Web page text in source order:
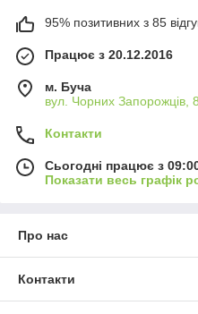
95% позитивних з 85
Працює з 20.12.2016
м. Буча
вул. Чорних Запорожців,
Контакти
Сьогодні працює з
Показати весь графік
Про нас
Контакти